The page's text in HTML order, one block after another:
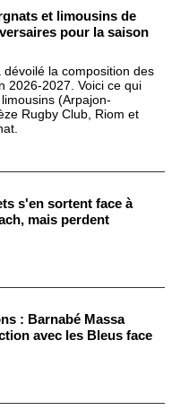
et limousins de
pour la saison
la composition des
2026-2027. Voici ce qui
(Arpajon-
Rugby Club, Riom et
s'en sortent face à
mais perdent
: Barnabé Massa
avec les Bleus face